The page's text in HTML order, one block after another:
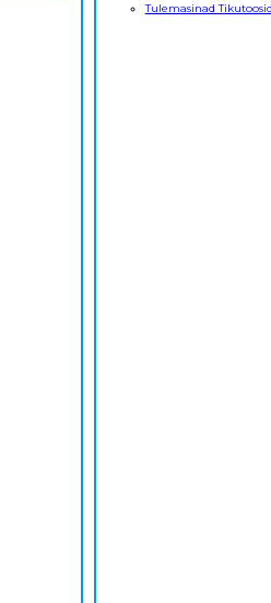
Tulemasinad Tikutoosid